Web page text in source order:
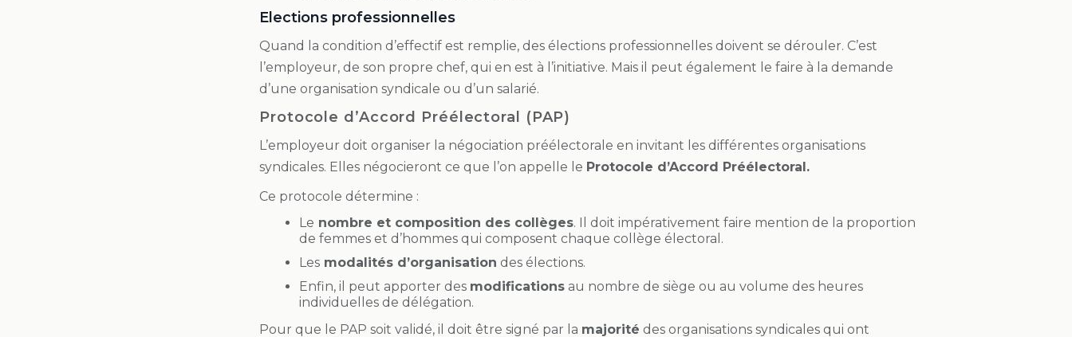
Elections professionnelles
Quand la condition d’effectif est remplie, des élections professionnelles doivent se dérouler. C’est
l’employeur, de son propre chef, qui en est à l’initiative. Mais il peut également le faire à la demande
d’une organisation syndicale ou d’un salarié.
Protocole d’Accord Préélectoral (PAP)
L’employeur doit organiser la négociation préélectorale en invitant les différentes organisations
syndicales. Elles négocieront ce que l’on appelle le Protocole d’Accord Préélectoral.
Ce protocole détermine :
Le nombre et composition des collèges. Il doit impérativement faire mention de la proportion
de femmes et d’hommes qui composent chaque collège électoral.
Les modalités d’organisation des élections.
Enfin, il peut apporter des modifications au nombre de siège ou au volume des heures
individuelles de délégation.
Pour que le PAP soit validé, il doit être signé par la majorité des organisations syndicales qui ont